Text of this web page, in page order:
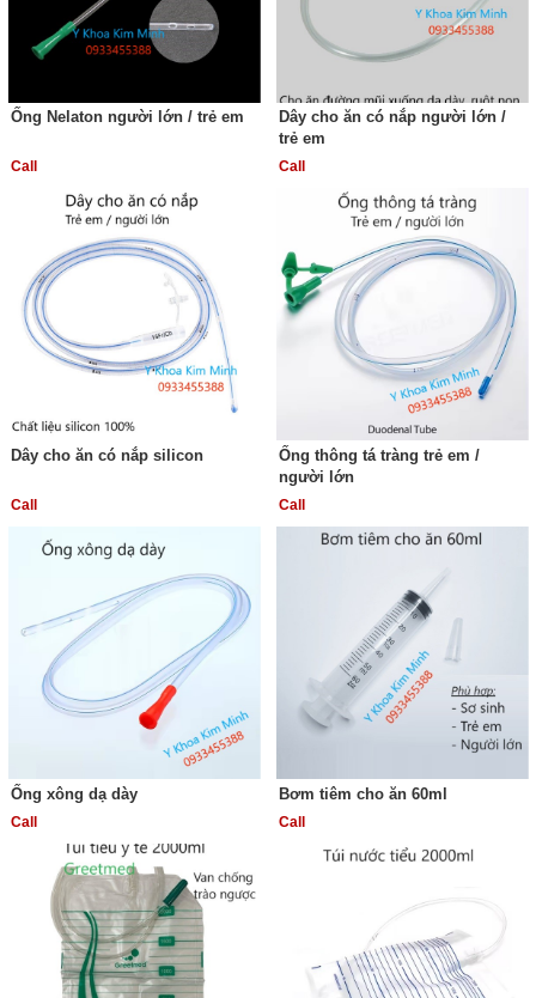
Ống Nelaton người lớn / trẻ em
Call
Dây cho ăn có nắp người lớn /
trẻ em
Call
Dây cho ăn có nắp silicon
Call
Ống thông tá tràng trẻ em /
người lớn
Call
Ống xông dạ dày
Call
Bơm tiêm cho ăn 60ml
Call